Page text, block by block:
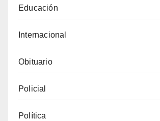
Educación
Internacional
Obituario
Policial
Política